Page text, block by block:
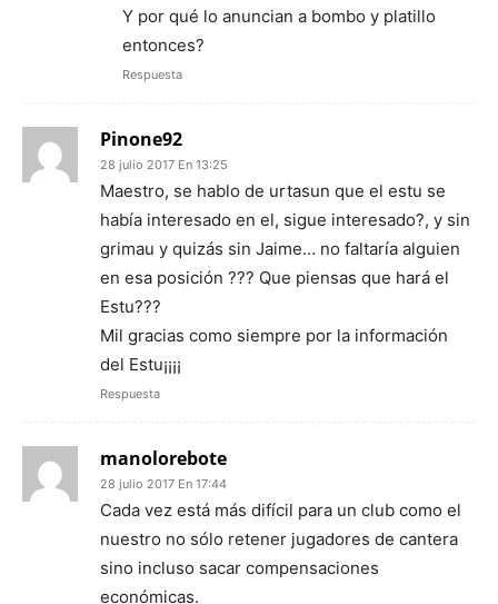
Y por qué lo anuncian a bombo y platillo
entonces?
Respuesta
Pinone92
28 julio 2017 En 13:25
Maestro, se hablo de urtasun que el estu se
había interesado en el, sigue interesado?, y sin
grimau y quizás sin Jaime… no faltaría alguien
en esa posición ??? Que piensas que hará el
Estu???
Mil gracias como siempre por la información
del Estu¡¡¡¡
Respuesta
manolorebote
28 julio 2017 En 17:44
Cada vez está más difícil para un club como el
nuestro no sólo retener jugadores de cantera
sino incluso sacar compensaciones
económicas.